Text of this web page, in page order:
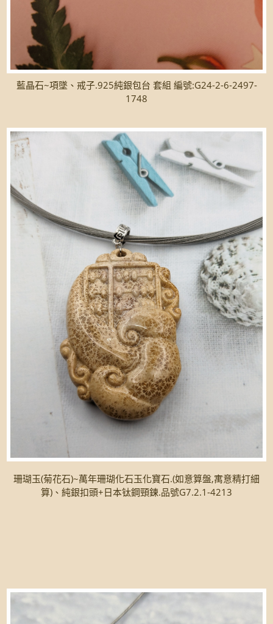
藍晶石~項墜、戒子.925純銀包台 套組 編號:G24-2-6-2497-
1748
珊瑚玉(菊花石)~萬年珊瑚化石玉化寶石.(如意算盤,寓意精打細
算)、純銀扣頭+日本钛鋼頸鍊.品號G7.2.1-4213